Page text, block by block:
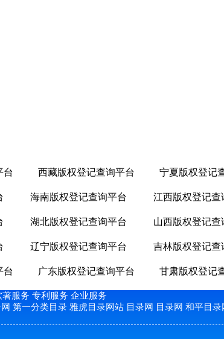
台 西藏版权登记查询平台 宁夏版权登记
海南版权登记查询平台 江西版权登记查
湖北版权登记查询平台 山西版权登记查
辽宁版权登记查询平台 吉林版权登记查
台 广东版权登记查询平台 甘肃版权登记
著服务 专利服务 企业服务
第一分类目录 雅虎目录网站 目录网 目录网 和平目录